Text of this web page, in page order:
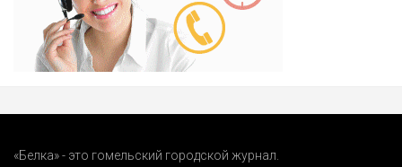
«Белка» - это гомельский городской журнал.